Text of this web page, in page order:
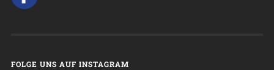
FOLGE UNS AUF INSTAGRAM